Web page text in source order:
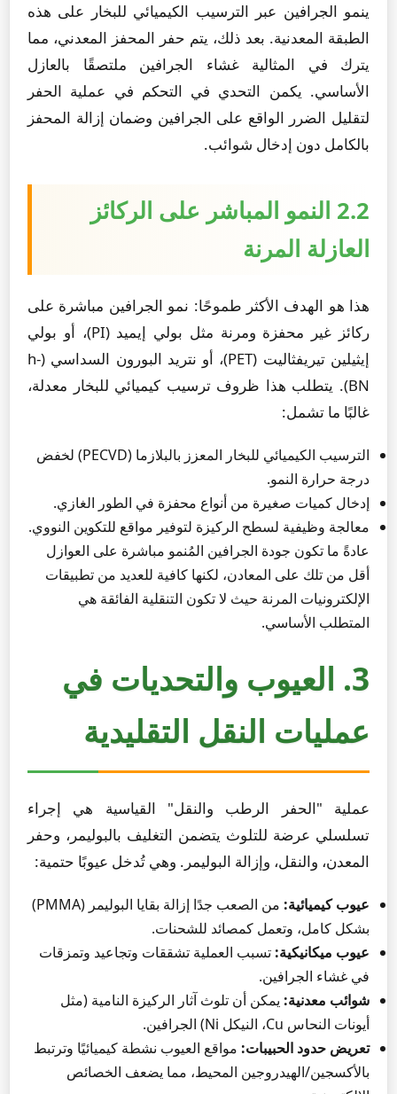
ينمو الجرافين عبر الترسيب الكيميائي للبخار على هذه
الطبقة المعدنية. بعد ذلك، يتم حفر المحفز المعدني، مما
يترك في المثالية غشاء الجرافين ملتصقًا بالعازل
الأساسي. يكمن التحدي في التحكم في عملية الحفر
لتقليل الضرر الواقع على الجرافين وضمان إزالة المحفز
بالكامل دون إدخال شوائب.
2.2 النمو المباشر على الركائز
العازلة المرنة
هذا هو الهدف الأكثر طموحًا: نمو الجرافين مباشرة على
ركائز غير محفزة ومرنة مثل بولي إيميد (PI)، أو بولي
إيثيلين تيريفثاليت (PET)، أو نتريد البورون السداسي (h-
BN). يتطلب هذا ظروف ترسيب كيميائي للبخار معدلة،
غالبًا ما تشمل:
الترسيب الكيميائي للبخار المعزز بالبلازما (PECVD) لخفض
درجة حرارة النمو.
إدخال كميات صغيرة من أنواع محفزة في الطور الغازي.
معالجة وظيفية لسطح الركيزة لتوفير مواقع للتكوين النووي.
عادةً ما تكون جودة الجرافين المُنمو مباشرة على العوازل
أقل من تلك على المعادن، لكنها كافية للعديد من تطبيقات
الإلكترونيات المرنة حيث لا تكون التنقلية الفائقة هي
المتطلب الأساسي.
3. العيوب والتحديات في
عمليات النقل التقليدية
عملية "الحفر الرطب والنقل" القياسية هي إجراء
تسلسلي عرضة للتلوث يتضمن التغليف بالبوليمر، وحفر
المعدن، والنقل، وإزالة البوليمر. وهي تُدخل عيوبًا حتمية:
عيوب كيميائية:
من الصعب جدًا إزالة بقايا البوليمر (PMMA)
بشكل كامل، وتعمل كمصائد للشحنات.
عيوب ميكانيكية: تسبب العملية تشققات وتجاعيد وتمزقات
في غشاء الجرافين.
شوائب معدنية: يمكن أن تلوث آثار الركيزة النامية (مثل
أيونات النحاس Cu، النيكل Ni) الجرافين.
تعريض حدود الحبيبات: مواقع العيوب نشطة كيميائيًا وترتبط
بالأكسجين/الهيدروجين المحيط، مما يضعف الخصائص